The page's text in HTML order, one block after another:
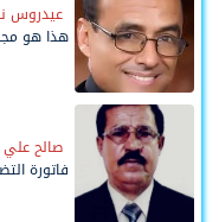
عيدروس
هذا هو
صالح علي
فاتورة